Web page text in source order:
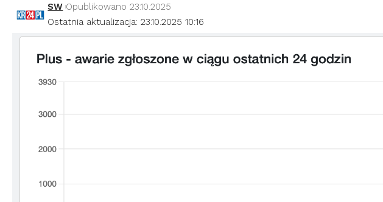
Ostatnia aktualizacja: 23.10.2025 10:16
SW Opublikowano 23.10.2025